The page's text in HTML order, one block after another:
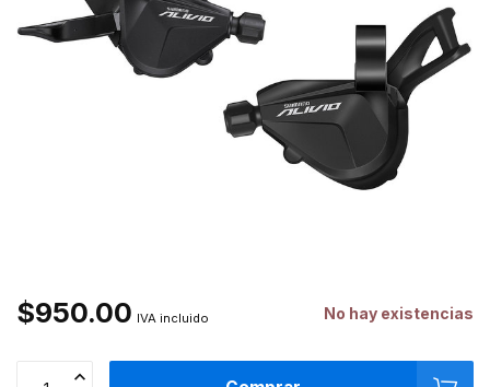
$950.00 IVA incluido No hay existencias